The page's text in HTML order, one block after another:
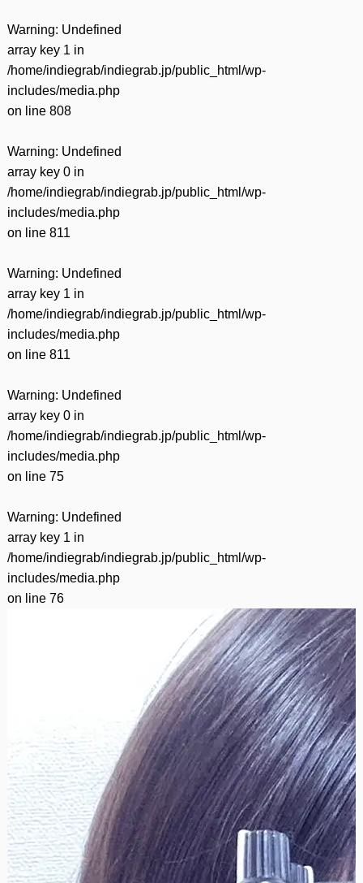
Warning: Undefined
array key 1 in
/home/indiegrab/indiegrab.jp/public_html/wp-
includes/media.php
on line 808
Warning: Undefined
array key 0 in
/home/indiegrab/indiegrab.jp/public_html/wp-
includes/media.php
on line 811
Warning: Undefined
array key 1 in
/home/indiegrab/indiegrab.jp/public_html/wp-
includes/media.php
on line 811
Warning: Undefined
array key 0 in
/home/indiegrab/indiegrab.jp/public_html/wp-
includes/media.php
on line 75
Warning: Undefined
array key 1 in
/home/indiegrab/indiegrab.jp/public_html/wp-
includes/media.php
on line 76